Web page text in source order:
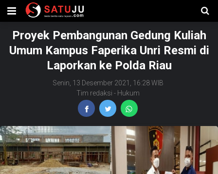
Proyek Pembangunan Gedung Kuliah
Umum Kampus Faperika Unri Resmi di
Laporkan ke Polda Riau
Senin, 13 Desember 2021, 16:28 WIB
Tim redaksi - Hukum